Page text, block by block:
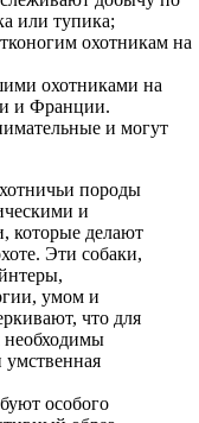
или тупика;
охотникам на
охотниками на
и Франции.
и могут
породы
и
которые делают
Эти собаки,
умом и
что для
необходимы
умственная
особого